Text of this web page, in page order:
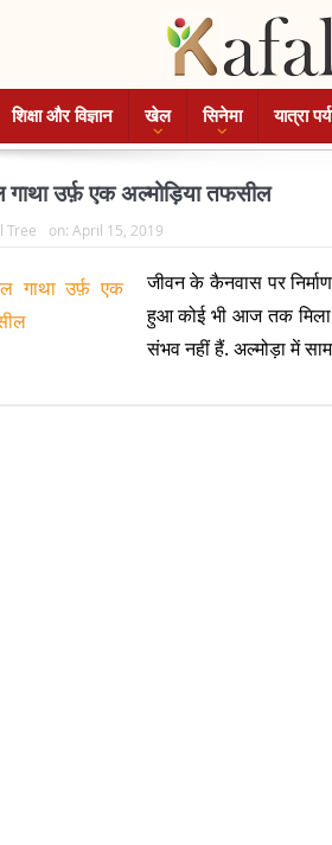
शिक्षा और विज्ञान खेल सिनेमा यात्रा
गाथा उर्फ़ एक अल्मोड़िया तफसील
Tree on: April 15, 2019
जीवन के कैनवास पर
हुआ कोई भी आज तक मिला
संभव नहीं हैं. अल्मोड़ा में